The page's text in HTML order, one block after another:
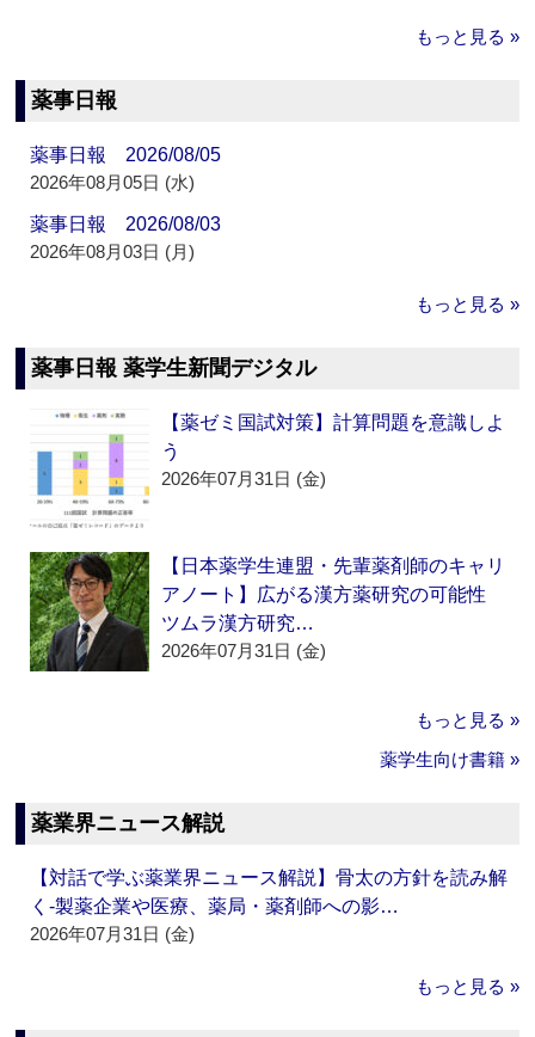
もっと見る »
薬事日報
薬事日報 2026/08/05
2026年08月05日 (水)
薬事日報 2026/08/03
2026年08月03日 (月)
もっと見る »
薬事日報 薬学生新聞デジタル
【薬ゼミ国試対策】計算問題を意識しよ
う
2026年07月31日 (金)
【日本薬学生連盟・先輩薬剤師のキャリ
アノート】広がる漢方薬研究の可能性
ツムラ漢方研究…
2026年07月31日 (金)
もっと見る »
薬学生向け書籍 »
薬業界ニュース解説
【対話で学ぶ薬業界ニュース解説】骨太の方針を読み解
く‐製薬企業や医療、薬局・薬剤師への影…
2026年07月31日 (金)
もっと見る »